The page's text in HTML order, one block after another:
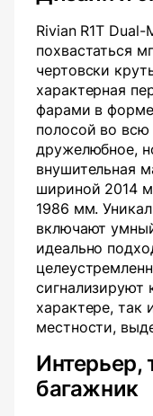
Rivian R1T
похвастаться
чертовски
характерная
фарами в
полосой во
дружелюбное,
внушительная
шириной 2014
1986 мм.
включают
идеально
сигнализируют
характере, так
местности,
Интерьер,
багажник